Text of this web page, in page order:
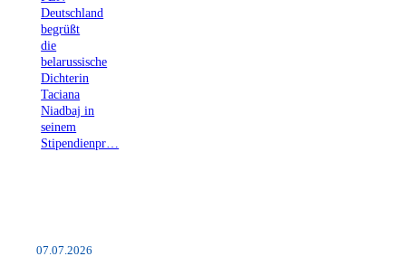
Deutschland
begrüßt
die
belarussische
Dichterin
Taciana
Niadbaj in
seinem
Stipendienpr…
07.07.2026